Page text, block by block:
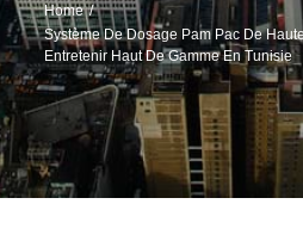
Home
Système De Dosage Pam Pac De
Entretenir Haut De Gamme En Tunisie